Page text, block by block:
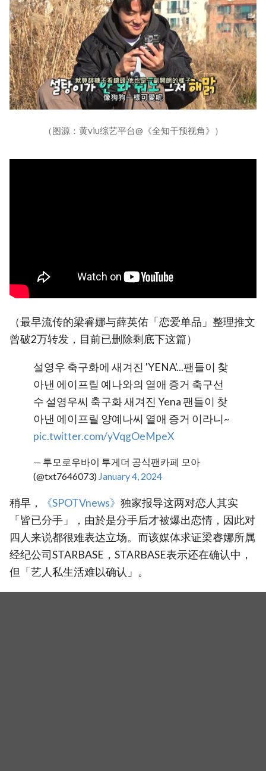
（图源：黄viu综艺平台@《全知干预视角》）
（最早流传的梁睿娜与薛英佑「恋爱单品」整理推文
曾破2万转发，目前已删除剩底下这篇）
설영우 축구화에 새겨진 'YENA'...팬들이 찾
아낸 에이프릴 예나와의 열애 증거 축구선
수 설영우씨 축구화 새겨진 Yena 팬들이 찾
아낸 에이프릴 양예나씨 열애 증거 이라니~
pic.twitter.com/yVqgOeMpeX
— 투모로우바이 투게더 공식팬카페 모아
(@txt7646073) January 4, 2024
稍早， ‎《SPOTVnews》 独家报导这两对恋人其实
「皆已分手」，由於是分手后才被爆出恋情，因此对
四人来说都很难表达立场。而该媒体求证梁睿娜所属
经纪公司STARBASE，STARBASE表示还在确认中，
但「艺人私生活难以确认」。